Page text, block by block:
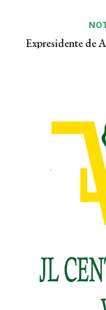
Ha fallecido,